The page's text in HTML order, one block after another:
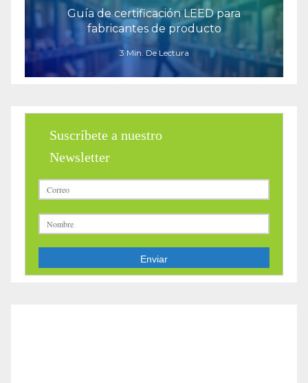
Guía de certificación LEED para
fabricantes de producto
3 Min. De Lectura
Suscríbete a nuestro
Newsletter